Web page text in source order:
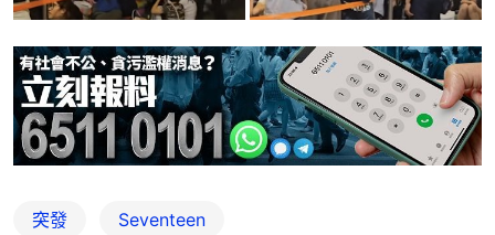
突發 Seventeen